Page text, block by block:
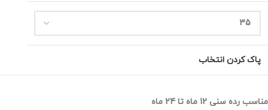
پاک کردن انتخاب
مناسب رده سنی 12 ماه تا 24 ماه